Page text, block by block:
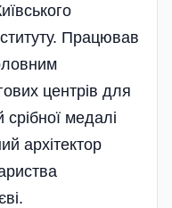
Працював
центрів для
медалі
архітектор